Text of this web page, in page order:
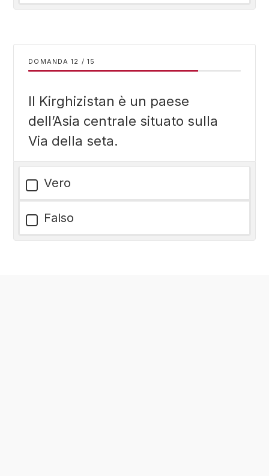
DOMANDA / 15
Il Kirghizistan è un paese
dell’Asia centrale situato sulla
Via della seta.
Vero
Falso